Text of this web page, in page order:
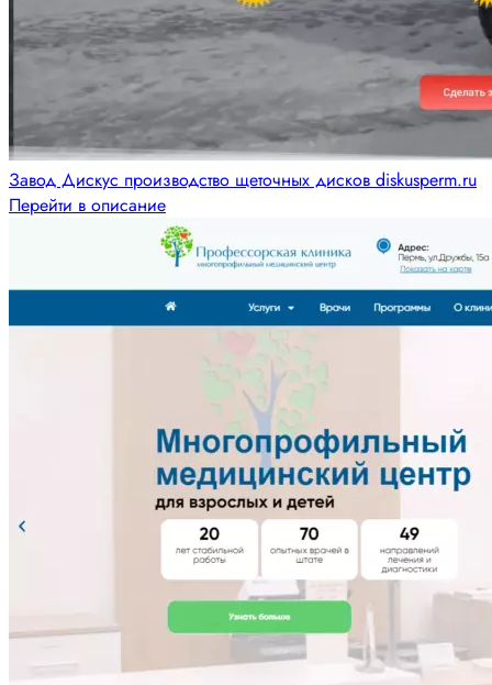
Завод Дискус производство щеточных дисков diskusperm.ru
Перейти в описание